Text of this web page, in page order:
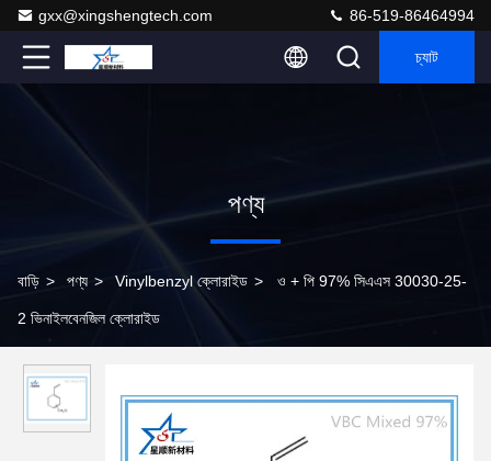
gxx@xingshengtech.com 86-519-86464994
চ্যাট
পণ্য
বাড়ি > পণ্য > Vinylbenzyl ক্লোরাইড > ও + পি 97% সিএএস 30030-25-
2 ভিনাইলবেনজিল ক্লোরাইড